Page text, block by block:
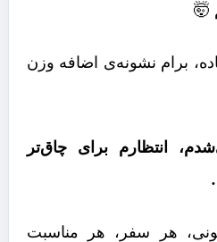
🤯
برام نشونه‌ی اضافه وزن
انتظارم برای چاق‌تر
هر سفر، هر مناسبت